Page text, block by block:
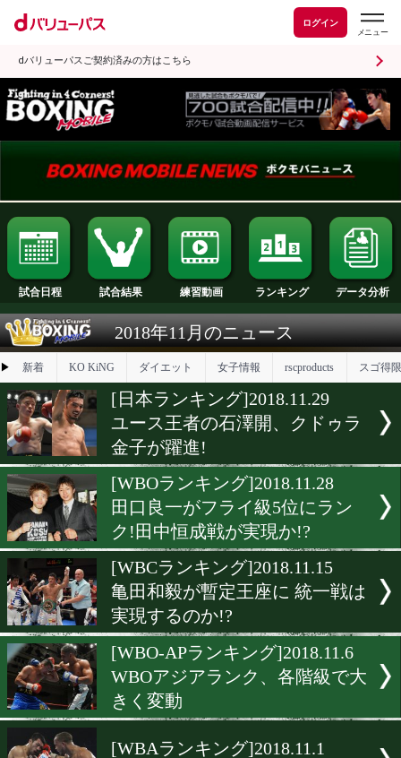
ログイン
dバリューパスご契約済みの方はこちら
試合日程 試合結果 練習動画 ランキング
2018年11月のニュース
▶ 新着 KO KiNG ダイエット
[日本ランキング]2018.11.29
ユース王者の石澤開、クド
金子が躍進!
[WBOランキング
田口良一がフライ級5位に
ク!田中恒成戦が実現か!?
[WBCランキング]2018.11.15
亀田和毅が暫定王座に 統
実現するのか!?